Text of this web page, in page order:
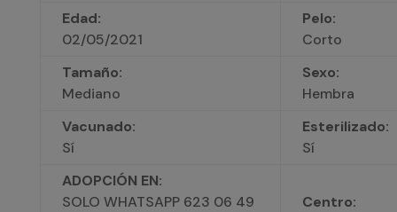
Edad:
02/05/2021
Pelo:
Corto
Tamaño:
Mediano
Sexo:
Hembra
Vacunado:
Sí
Esterilizado:
Sí
ADOPCIÓN EN:
SOLO WHATSAPP 623 06 49
Centro: